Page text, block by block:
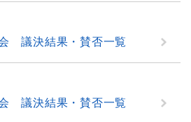
議決結果・賛否一覧
議決結果・賛否一覧